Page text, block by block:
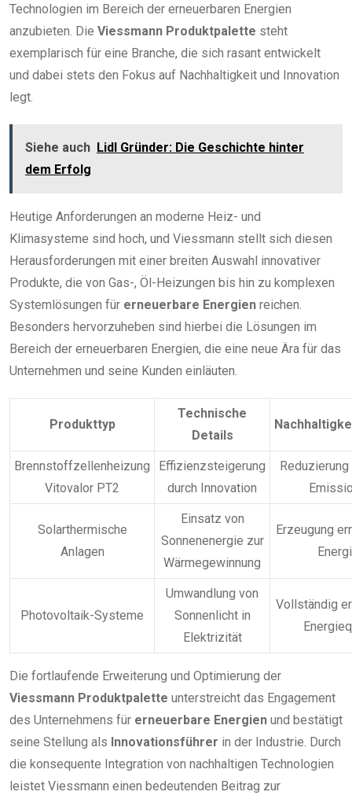
Technologien im Bereich der erneuerbaren Energien
anzubieten. Die Viessmann Produktpalette steht
exemplarisch für eine Branche, die sich rasant entwickelt
und dabei stets den Fokus auf Nachhaltigkeit und Innovation
legt.
Siehe auch Lidl Gründer: Die Geschichte hinter
dem Erfolg
Heutige Anforderungen an moderne Heiz- und
Klimasysteme sind hoch, und Viessmann stellt sich diesen
Herausforderungen mit einer breiten Auswahl innovativer
Produkte, die von Gas-, Öl-Heizungen bis hin zu komplexen
Systemlösungen für erneuerbare Energien reichen.
Besonders hervorzuheben sind hierbei die Lösungen im
Bereich der erneuerbaren Energien, die eine neue Ära für das
Unternehmen und seine Kunden einläuten.
Produkttyp
Technische
Details
Brennstoffzellenheizung
Vitovalor PT2
Effizienzsteigerung
durch Innovation
Reduzierung
Solarthermische
Anlagen
Einsatz von
Sonnenenergie zur
Wärmegewinnung
Erzeugung
Photovoltaik-Systeme
Umwandlung von
Sonnenlicht in
Elektrizität
Vollständig
Die fortlaufende Erweiterung und Optimierung der
Viessmann Produktpalette unterstreicht das Engagement
des Unternehmens für erneuerbare Energien und bestätigt
seine Stellung als Innovationsführer in der Industrie. Durch
die konsequente Integration von nachhaltigen Technologien
leistet Viessmann einen bedeutenden Beitrag zur